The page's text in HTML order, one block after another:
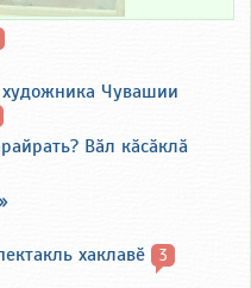
художника Чувашии
Вӑл кӑсӑклӑ
хаклавӗ 3